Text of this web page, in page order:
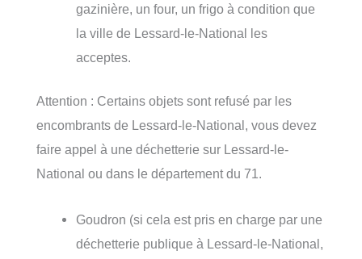
gazinière, un four, un frigo à condition que
la ville de Lessard-le-National les
acceptes.
Attention : Certains objets sont refusé par les
encombrants de Lessard-le-National, vous devez
faire appel à une déchetterie sur Lessard-le-
National ou dans le département du 71.
Goudron (si cela est pris en charge par une
déchetterie publique à Lessard-le-National,